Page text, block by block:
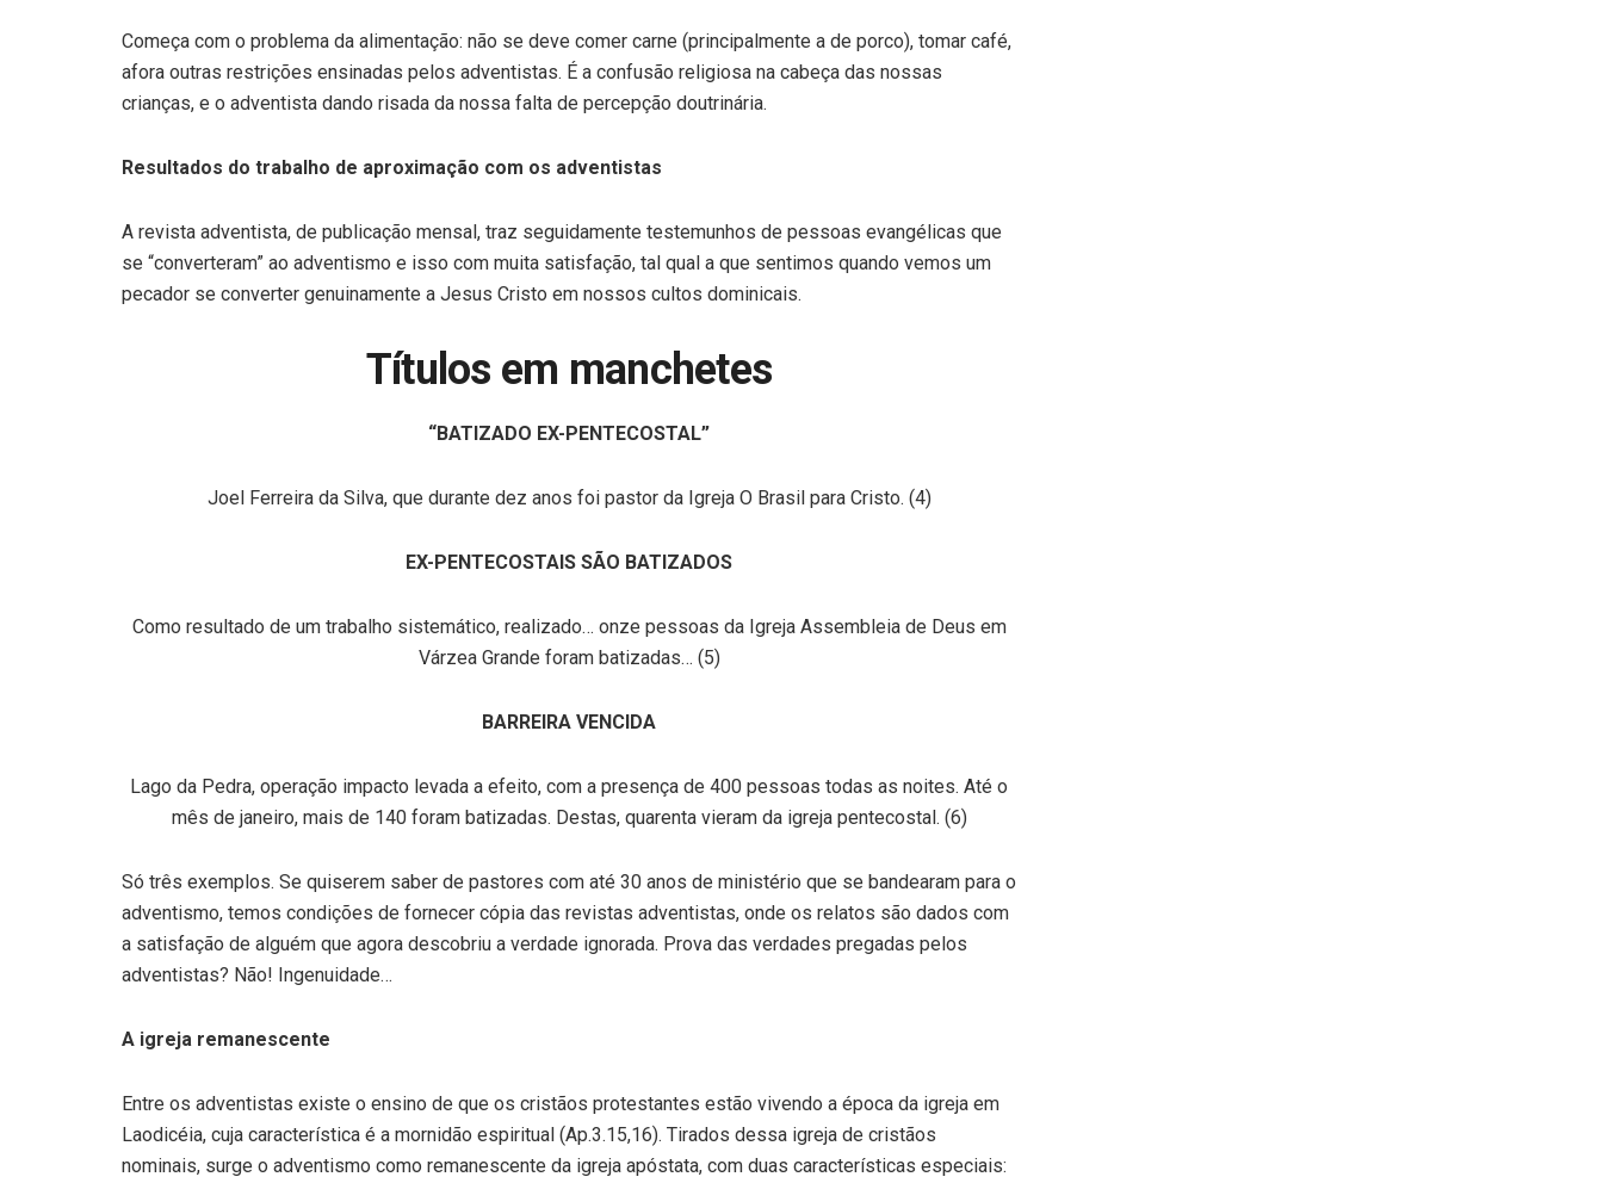
Começa com o problema da alimentação: não se deve comer carne (principalmente a de porco), tomar café,
afora outras restrições ensinadas pelos adventistas. É a confusão religiosa na cabeça das nossas
crianças, e o adventista dando risada da nossa falta de percepção doutrinária.
Resultados do trabalho de aproximação com os adventistas
A revista adventista, de publicação mensal, traz seguidamente testemunhos de pessoas evangélicas que
se “converteram” ao adventismo e isso com muita satisfação, tal qual a que sentimos quando vemos um
pecador se converter genuinamente a Jesus Cristo em nossos cultos dominicais.
Títulos em manchetes
“BATIZADO EX-PENTECOSTAL”
Joel Ferreira da Silva, que durante dez anos foi pastor da Igreja O Brasil para Cristo. (4)
EX-PENTECOSTAIS SÃO BATIZADOS
Como resultado de um trabalho sistemático, realizado… onze pessoas da Igreja Assembleia de Deus em
Várzea Grande foram batizadas… (5)
BARREIRA VENCIDA
Lago da Pedra, operação impacto levada a efeito, com a presença de 400 pessoas todas as noites. Até o
mês de janeiro, mais de 140 foram batizadas. Destas, quarenta vieram da igreja pentecostal. (6)
Só três exemplos. Se quiserem saber de pastores com até 30 anos de ministério que se bandearam para o
adventismo, temos condições de fornecer cópia das revistas adventistas, onde os relatos são dados com
a satisfação de alguém que agora descobriu a verdade ignorada. Prova das verdades pregadas pelos
adventistas? Não! Ingenuidade…
A igreja remanescente
Entre os adventistas existe o ensino de que os cristãos protestantes estão vivendo a época da igreja em
Laodicéia, cuja característica é a mornidão espiritual (Ap.3.15,16). Tirados dessa igreja de cristãos
nominais, surge o adventismo como remanescente da igreja apóstata, com duas características especiais: